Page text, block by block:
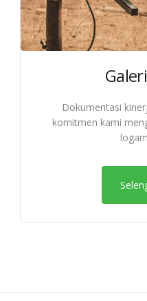
Dokumentasi
komitmen kami